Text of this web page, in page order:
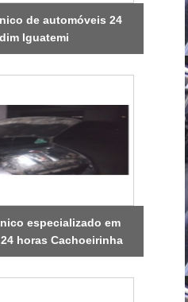
de automóveis 24
Iguatemi
especializado em
horas Cachoeirinha